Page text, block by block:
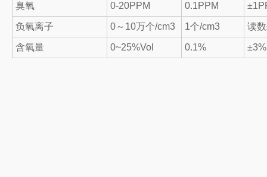
臭氧 0-20PPM 0.1PPM
负氧离子 0～10万个/cm3 1个/cm3 读
含氧量 0~25%Vol 0.1%